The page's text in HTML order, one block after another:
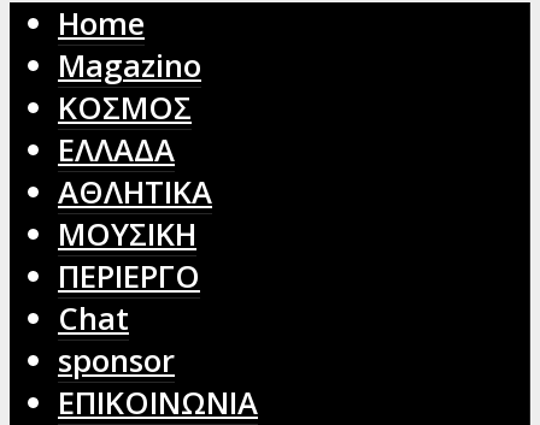
Home
Magazino
ΚΟΣΜΟΣ
ΕΛΛΑΔΑ
ΑΘΛΗΤΙΚΑ
ΜΟΥΣΙΚΗ
ΠΕΡΙΕΡΓΟ
Chat
sponsor
ΕΠΙΚΟΙΝΩΝΙΑ